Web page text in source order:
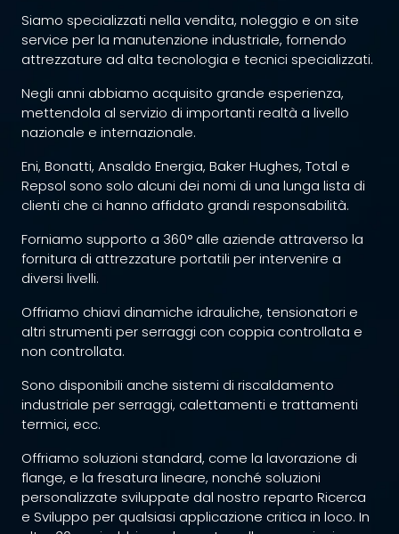
Siamo specializzati nella vendita, noleggio e on site
service per la manutenzione industriale, fornendo
attrezzature ad alta tecnologia e tecnici specializzati.
Negli anni abbiamo acquisito grande esperienza,
mettendola al servizio di importanti realtà a livello
nazionale e internazionale.
Eni, Bonatti, Ansaldo Energia, Baker Hughes, Total e
Repsol sono solo alcuni dei nomi di una lunga lista di
clienti che ci hanno affidato grandi responsabilità.
Forniamo supporto a 360° alle aziende attraverso la
fornitura di attrezzature portatili per intervenire a
diversi livelli.
Offriamo chiavi dinamiche idrauliche, tensionatori e
altri strumenti per serraggi con coppia controllata e
non controllata.
Sono disponibili anche sistemi di riscaldamento
industriale per serraggi, calettamenti e trattamenti
termici, ecc.
Offriamo soluzioni standard, come la lavorazione di
flange, e la fresatura lineare, nonché soluzioni
personalizzate sviluppate dal nostro reparto Ricerca
e Sviluppo per qualsiasi applicazione critica in loco. In